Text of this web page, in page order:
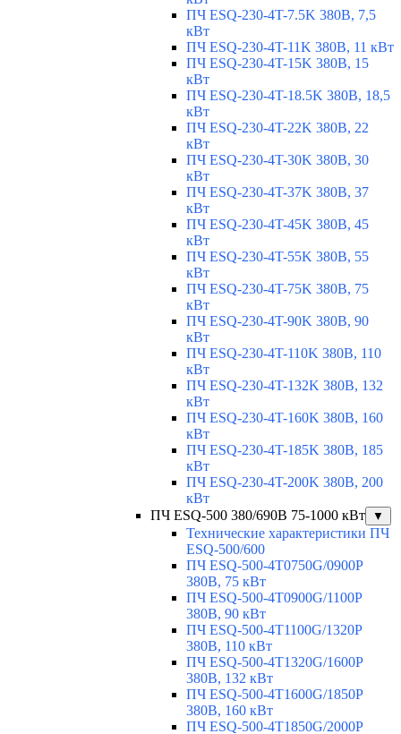
ПЧ ESQ-230-4T-7.5K 380В, 7,5
кВт
ПЧ ESQ-230-4T-11K 380В, 11 кВт
ПЧ ESQ-230-4T-15K 380В, 15
кВт
ПЧ ESQ-230-4T-18.5K 380В, 18,5
кВт
ПЧ ESQ-230-4T-22K 380В, 22
кВт
ПЧ ESQ-230-4T-30K 380В, 30
кВт
ПЧ ESQ-230-4T-37K 380В, 37
кВт
ПЧ ESQ-230-4T-45K 380В, 45
кВт
ПЧ ESQ-230-4T-55K 380В, 55
кВт
ПЧ ESQ-230-4T-75K 380В, 75
кВт
ПЧ ESQ-230-4T-90K 380В, 90
кВт
ПЧ ESQ-230-4T-110K 380В, 110
кВт
ПЧ ESQ-230-4T-132K 380В, 132
кВт
ПЧ ESQ-230-4T-160K 380В, 160
кВт
ПЧ ESQ-230-4T-185K 380В, 185
кВт
ПЧ ESQ-230-4T-200K 380В, 200
кВт
ПЧ ESQ-500 380/690В 75-1000 кВт
▼
Технические характеристики ПЧ
ESQ-500/600
ПЧ ESQ-500-4T0750G/0900P
380В, 75 кВт
ПЧ ESQ-500-4T0900G/1100P
380В, 90 кВт
ПЧ ESQ-500-4T1100G/1320P
380В, 110 кВт
ПЧ ESQ-500-4T1320G/1600P
380В, 132 кВт
ПЧ ESQ-500-4T1600G/1850P
380В, 160 кВт
ПЧ ESQ-500-4T1850G/2000P